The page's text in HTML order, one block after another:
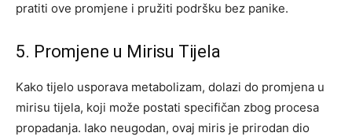
pratiti ove promjene i pružiti podršku bez panike.
5. Promjene u Mirisu Tijela
Kako tijelo usporava metabolizam, dolazi do promjena u
mirisu tijela, koji može postati specifičan zbog procesa
propadanja. Iako neugodan, ovaj miris je prirodan dio